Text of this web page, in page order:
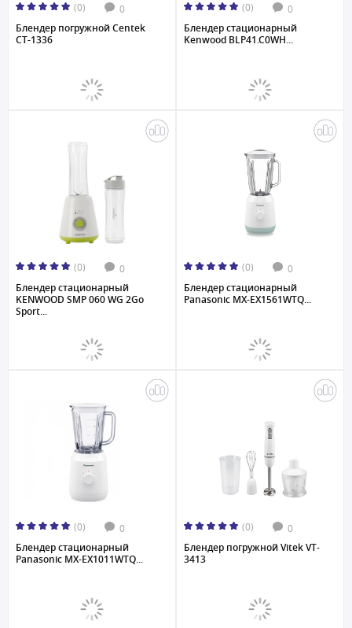
(0) 0
Блендер погружной Centek
CT-1336
(0) 0
Блендер стационарный
Kenwood BLP41.C0WH...
(0) 0
Блендер стационарный
KENWOOD SMP 060 WG 2Go
Sport...
(0) 0
Блендер стационарный
Panasonic MX-EX1561WTQ...
(0) 0
Блендер стационарный
Panasonic MX-EX1011WTQ...
(0) 0
Блендер погружной Vitek VT-
3413